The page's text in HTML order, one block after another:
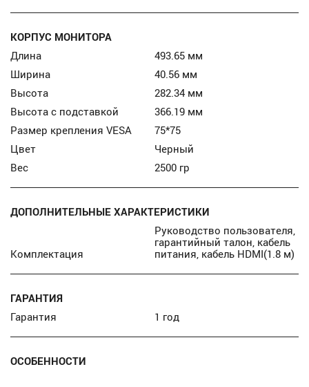
КОРПУС МОНИТОРА
Длина
493.65 мм
Ширина
40.56 мм
Высота
282.34 мм
Высота с подставкой
366.19 мм
Размер крепления VESA
75*75
Цвет
Черный
Вес
2500 гр
ДОПОЛНИТЕЛЬНЫЕ ХАРАКТЕРИСТИКИ
Комплектация
Руководство пользователя,
гарантийный талон, кабель
питания, кабель HDMI(1.8 м)
ГАРАНТИЯ
Гарантия
1 год
ОСОБЕННОСТИ